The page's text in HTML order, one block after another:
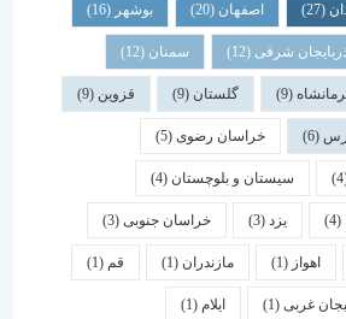
اصفهان (20) بوشهر
شرقی(12) سمنان (12)
(9) گلستان (9) قزوین
خراسان رضوی(5)
سیستان و بلوچستان(4)
یزد خراسان جنوبی(3)
مازندران(1) قم
(1) ایلام